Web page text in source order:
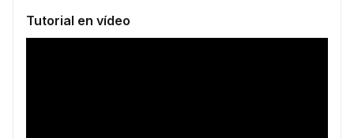
Tutorial en vídeo